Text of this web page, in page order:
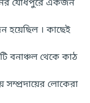
হয়েছিল । কাছেই
বনাঞ্চল থেকে কাঠ
সম্প্রদায়ের লোকেরা